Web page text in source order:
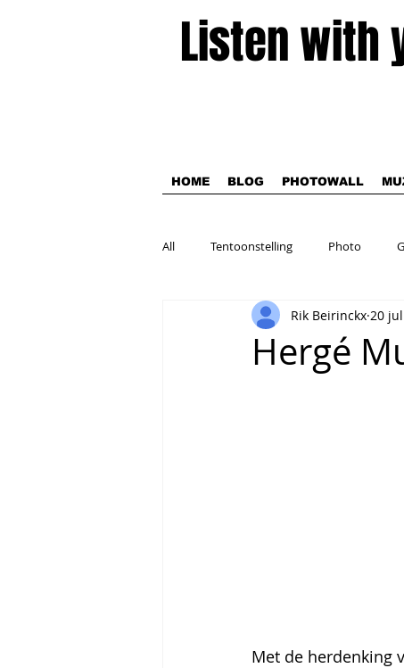
Listen with
HOME BLOG PHOTOWALL
All Tentoonstelling Photo
Hergé
Rik Beirinckx 20
Met de herdenking